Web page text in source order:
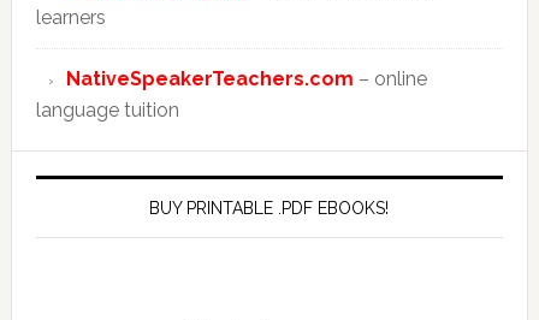
learners
NativeSpeakerTeachers.com – online
language tuition
BUY PRINTABLE .PDF EBOOKS!